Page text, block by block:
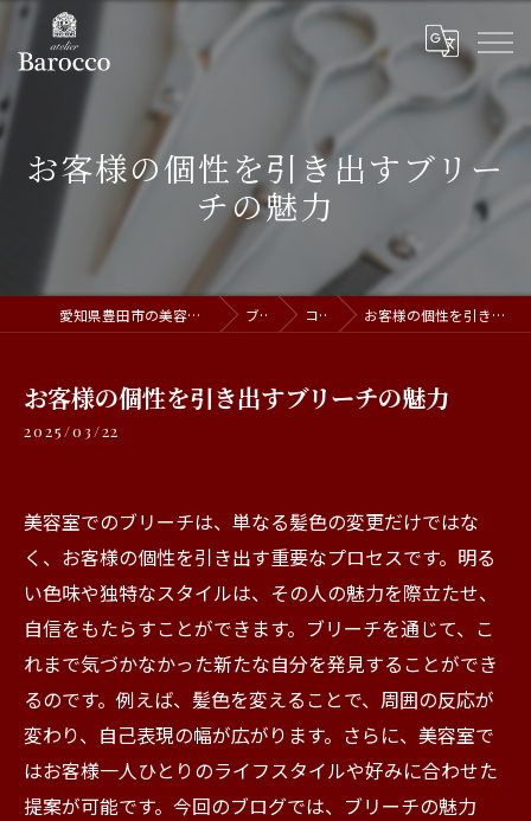
お客様の個性を引き出すブリー
チの魅力
愛知県豊田市の美容室ならatelier Barocco ブログ コラム お客様の個性を引き出すブリーチの魅力
お客様の個性を引き出すブリーチの魅力
2025/03/22
美容室でのブリーチは、単なる髪色の変更だけではな
く、お客様の個性を引き出す重要なプロセスです。明る
い色味や独特なスタイルは、その人の魅力を際立たせ、
自信をもたらすことができます。ブリーチを通じて、こ
れまで気づかなかった新たな自分を発見することができ
るのです。例えば、髪色を変えることで、周囲の反応が
変わり、自己表現の幅が広がります。さらに、美容室で
はお客様一人ひとりのライフスタイルや好みに合わせた
提案が可能です。今回のブログでは、ブリーチの魅力